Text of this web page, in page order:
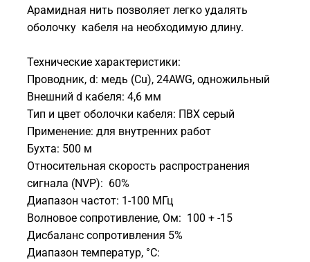
Арамидная нить позволяет легко удалять
оболочку кабеля на необходимую длину.
Технические характеристики:
Проводник, d: медь (Cu), 24AWG, одножильный
Внешний d кабеля: 4,6 мм
Тип и цвет оболочки кабеля: ПВХ серый
Применение: для внутренних работ
Бухта: 500 м
Относительная скорость распространения
сигнала (NVP): 60%
Диапазон частот: 1-100 МГц
Волновое сопротивление, Ом: 100 + -15
Дисбаланс сопротивления 5%
Диапазон температур, °С: